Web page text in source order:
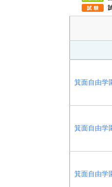
箕面自由学
箕面自由学
箕面自由学